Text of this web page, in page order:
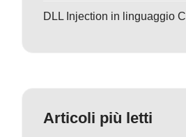
DLL Injection in linguaggio C
Articoli più letti